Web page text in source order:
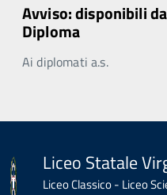
Avviso: disponibili
Diploma
Ai diplomati a.s.
Liceo Statale
Liceo Classico - Liceo